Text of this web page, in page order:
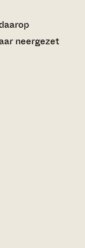
neergezet